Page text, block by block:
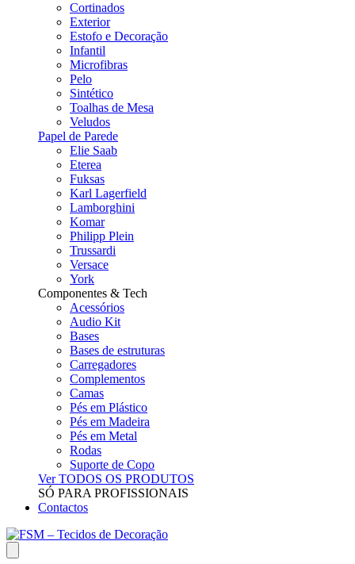
Cortinados
Exterior
Estofo e Decoração
Infantil
Microfibras
Pelo
Sintético
Toalhas de Mesa
Veludos
Papel de Parede
Elie Saab
Eterea
Fuksas
Karl Lagerfield
Lamborghini
Komar
Philipp Plein
Trussardi
Versace
York
Componentes & Tech
Acessórios
Audio Kit
Bases
Bases de estruturas
Carregadores
Complementos
Camas
Pés em Plástico
Pés em Madeira
Pés em Metal
Rodas
Suporte de Copo
Ver TODOS OS PRODUTOS
SÓ PARA PROFISSIONAIS
Contactos